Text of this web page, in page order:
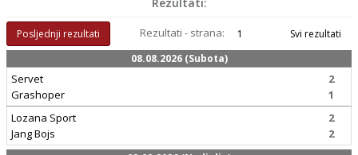
Posljednji rezultati Rezultati - strana: 1
Svi rezultati
08.08.2026 (Subota)
Servet
Grashoper
2
1
Lozana Sport
Jang Bojs
2
2